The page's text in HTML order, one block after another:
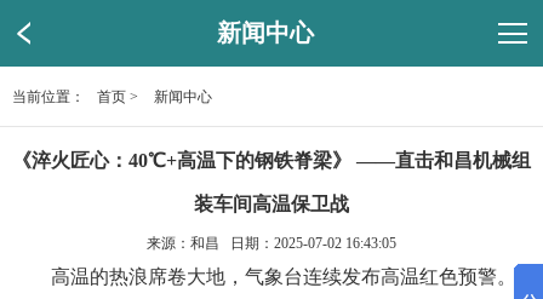
新闻中心
当前位置： 首页 > 新闻中心
《淬火匠心：40℃+高温下的钢铁脊梁》 ——直击和昌机械组
装车间高温保卫战
来源：和昌 日期：2025-07-02 16:43:05
高温的热浪席卷大地，气象台连续发布高温红色预警。